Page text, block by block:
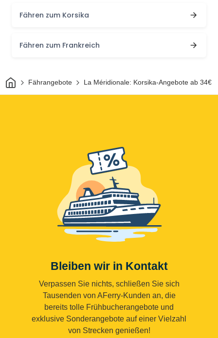
Fähren zum Korsika
Fähren zum Frankreich
HeimFährangebote La Méridionale: Korsika-Angebote ab 34€
Bleiben wir in Kontakt
Verpassen Sie nichts, schließen Sie sich
Tausenden von AFerry-Kunden an, die
bereits tolle Frühbucherangebote und
exklusive Sonderangebote auf einer Vielzahl
von Strecken genießen!